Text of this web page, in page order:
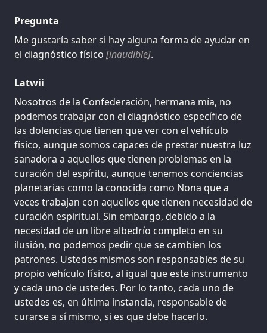
Pregunta
Me gustaría saber si hay alguna forma de ayudar en
el diagnóstico físico [inaudible].
Latwii
Nosotros de la Confederación, hermana mía, no
podemos trabajar con el diagnóstico específico de
las dolencias que tienen que ver con el vehículo
físico, aunque somos capaces de prestar nuestra luz
sanadora a aquellos que tienen problemas en la
curación del espíritu, aunque tenemos conciencias
planetarias como la conocida como Nona que a
veces trabajan con aquellos que tienen necesidad de
curación espiritual. Sin embargo, debido a la
necesidad de un libre albedrío completo en su
ilusión, no podemos pedir que se cambien los
patrones. Ustedes mismos son responsables de su
propio vehículo físico, al igual que este instrumento
y cada uno de ustedes. Por lo tanto, cada uno de
ustedes es, en última instancia, responsable de
curarse a sí mismo, si es que debe hacerlo.